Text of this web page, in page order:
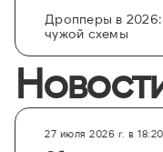
Дропперы в 2026:
чужой схемы
27 июля 2026 г. в 18:20